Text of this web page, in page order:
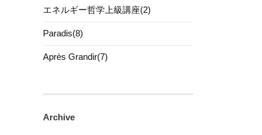
エネルギー哲学上級講座(2)
Paradis(8)
Après Grandir(7)
Archive